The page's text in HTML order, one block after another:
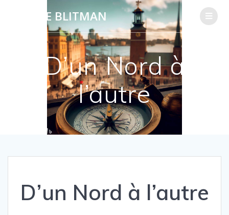
SOPHIE BLITMAN
D’un Nord à
l’autre
D’un Nord à l’autre